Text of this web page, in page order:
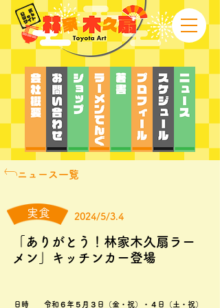
ニュース一覧
実食 2024/5/3.4
「ありがとう！林家木久扇ラー
メン」キッチンカー登場
日時 令和６年５月３日（金・祝）・４日（土・祝）